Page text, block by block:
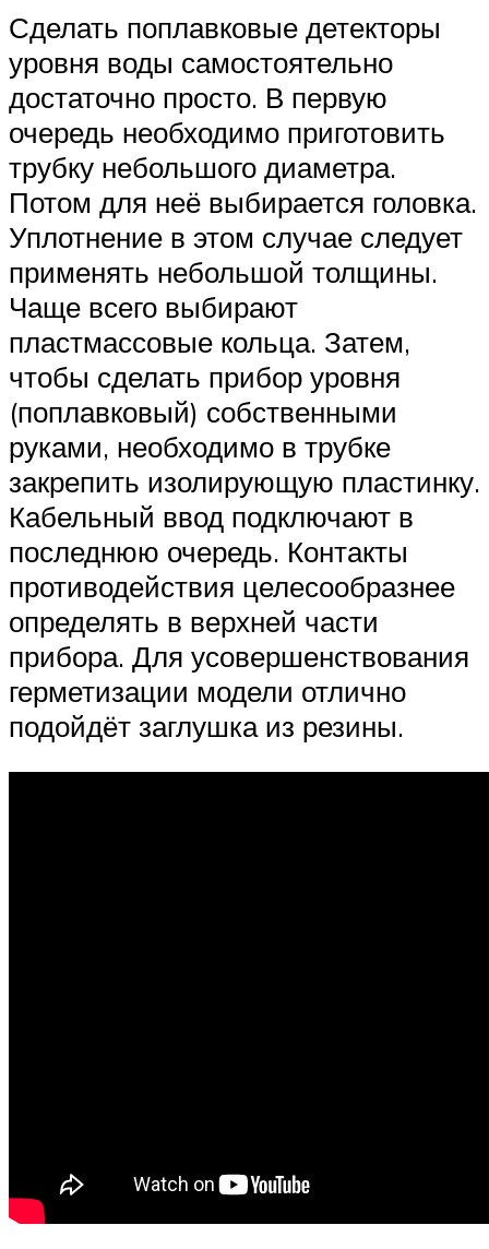
Сделать поплавковые детекторы
уровня воды самостоятельно
достаточно просто. В первую
очередь необходимо приготовить
трубку небольшого диаметра.
Потом для неё выбирается головка.
Уплотнение в этом случае следует
применять небольшой толщины.
Чаще всего выбирают
пластмассовые кольца. Затем,
чтобы сделать прибор уровня
(поплавковый) собственными
руками, необходимо в трубке
закрепить изолирующую пластинку.
Кабельный ввод подключают в
последнюю очередь. Контакты
противодействия целесообразнее
определять в верхней части
прибора. Для усовершенствования
герметизации модели отлично
подойдёт заглушка из резины.